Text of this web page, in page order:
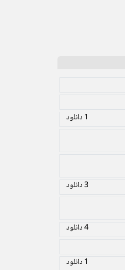
1 دانلود
3 دانلود
4 دانلود
1 دانلود